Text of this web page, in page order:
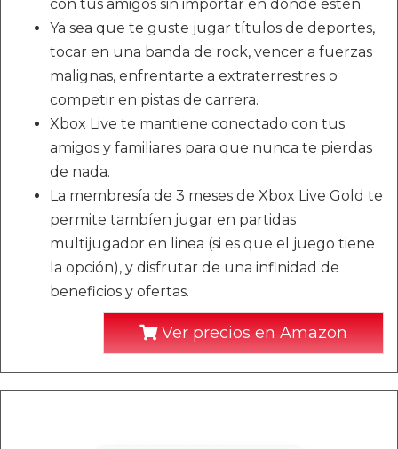
con tus amigos sin importar en donde estén.
Ya sea que te guste jugar títulos de deportes,
tocar en una banda de rock, vencer a fuerzas
malignas, enfrentarte a extraterrestres o
competir en pistas de carrera.
Xbox Live te mantiene conectado con tus
amigos y familiares para que nunca te pierdas
de nada.
La membresía de 3 meses de Xbox Live Gold te
permite tambíen jugar en partidas
multijugador en linea (si es que el juego tiene
la opción), y disfrutar de una infinidad de
beneficios y ofertas.
Ver precios en Amazon